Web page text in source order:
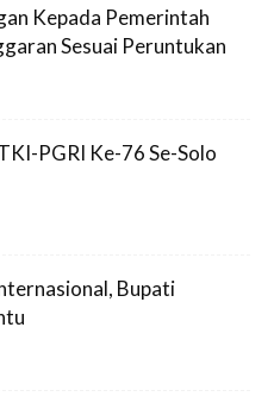
Kepada Pemerintah
Sesuai Peruntukan
PGRI Ke-76 Se-Solo
Bupati